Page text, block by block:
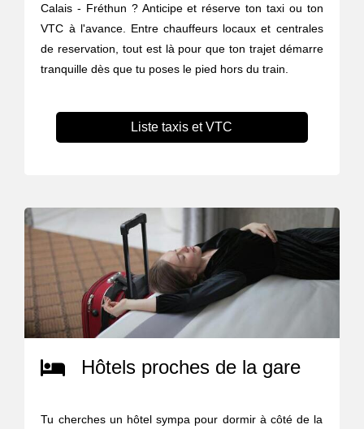
Calais - Fréthun ? Anticipe et réserve ton taxi ou ton
VTC à l'avance. Entre chauffeurs locaux et centrales
de reservation, tout est là pour que ton trajet démarre
tranquille dès que tu poses le pied hors du train.
Liste taxis et VTC
Hôtels proches de la gare
Tu cherches un hôtel sympa pour dormir à côté de la